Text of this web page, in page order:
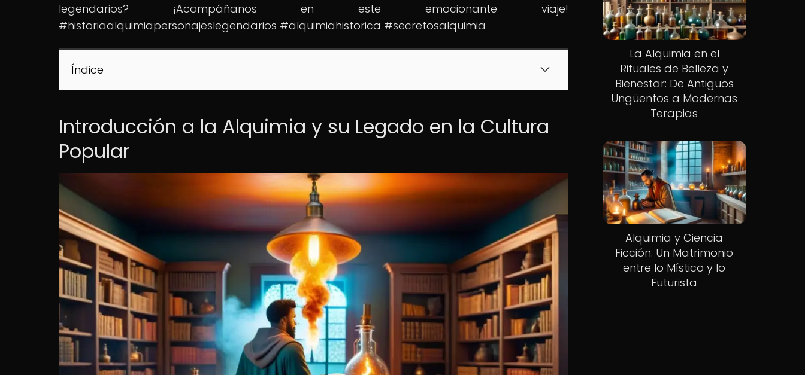
legendarios? ¡Acompáñanos en este emocionante viaje!
#historiaalquimiapersonajeslegendarios #alquimiahistorica #secretosalquimia
Índice
Introducción a la Alquimia y su Legado en la Cultura
Popular
La Alquimia en el
Rituales de Belleza y
Bienestar: De Antiguos
Ungüentos a Modernas
Terapias
Alquimia y Ciencia
Ficción: Un Matrimonio
entre lo Místico y lo
Futurista